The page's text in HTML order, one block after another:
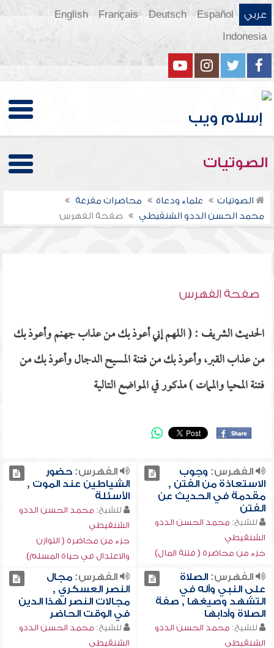
عربي Español
Deutsch
Français
English
Indonesia
الصوتيات
الصوتيات علماء ودعاة
محاضرات مفرغة
محمد الحسن الددو الشنقيطي
صفحة الفهرس
صفحة الفهرس
الحديث الشريف : ( اللهم إني أعوذ بك من عذاب جهنم وأعوذ بك
من عذاب القبر، وأعوذ بك من فتنة المسيح الدجال وأعوذ بك من
فتنة المحيا والممات ) مذكور في المواضع التالية
الفهرس: وجوب
الاستعاذة من الفتن ,
مقدمة في الحديث عن
الفتن
للشيخ: محمد الحسن الددو
الشنقيطي
جزء من محاضرة ( فتنة المال)
الفهرس:حضور
الشياطين عند الموت ,
الأسئلة
للشيخ: محمد الحسن الددو
الشنقيطي
جزء من محاضرة ( التوازن
والاعتدال في حياة المسلم)
الفهرس:الصلاة
على النبي وآله في
التشهد وصيغها , صفة
الصلاة وآدابها
للشيخ: محمد الحسن الددو
الشنقيطي
الفهرس:مجال
النصر العسكري ,
مجالات النصر لهذا الدين
في الوقت الحاضر
للشيخ: محمد الحسن الددو
الشنقيطي